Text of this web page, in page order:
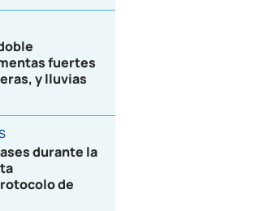
fuertes
y lluvias
durante la
de